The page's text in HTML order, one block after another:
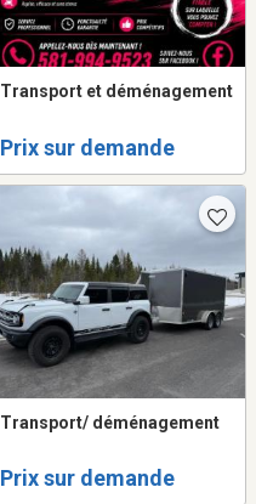
Transport et déménagement
Prix sur demande
Transport/ déménagement
Prix sur demande